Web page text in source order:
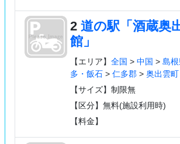
2 道の駅「酒蔵奥
館」
【エリア】 全国 > 中国 > 島根
多・飯石> 仁多郡> 奥出雲町
【サイズ】制限無
【区分】無料(施設利用時)
【料金】